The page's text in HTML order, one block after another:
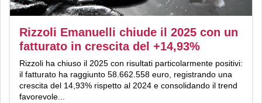
Rizzoli Emanuelli chiude il 2025 con un
fatturato in crescita del +14,93%
Rizzoli ha chiuso il 2025 con risultati particolarmente positivi:
il fatturato ha raggiunto 58.662.558 euro, registrando una
crescita del 14,93% rispetto al 2024 e consolidando il trend
favorevole...